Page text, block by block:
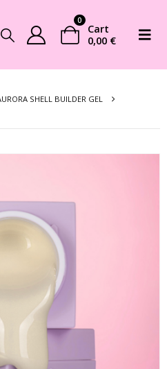
0
Cart
0,00 €
SHELL BUILDER GEL